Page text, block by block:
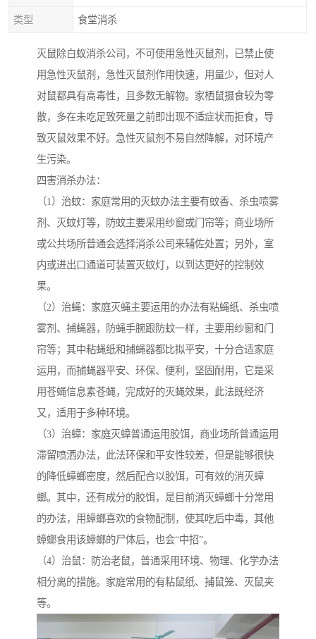
类型 食堂消杀
灭鼠除白蚁消杀公司，不可使用急性灭鼠剂，已禁止使
用急性灭鼠剂，急性灭鼠剂作用快速，用量少，但对人
对鼠都具有高毒性，且多数无解物。家栖鼠摄食较为零
散，多在未吃足致死量之前即出现不适症状而拒食，导
致灭鼠效果不好。急性灭鼠剂不易自然降解，对环境产
生污染。
四害消杀办法：
（1）治蚊：家庭常用的灭蚊办法主要有蚊香、杀虫喷雾
剂、灭蚊灯等，防蚊主要采用纱窗或门帘等；商业场所
或公共场所普通会选择消杀公司来辅佐处置；另外，室
内或进出口通道可装置灭蚊灯，以到达更好的控制效
果。
（2）治蝇：家庭灭蝇主要运用的办法有粘蝇纸、杀虫喷
雾剂、捕蝇器，防蝇手腕跟防蚊一样，主要用纱窗和门
帘等；其中粘蝇纸和捕蝇器都比拟平安，十分合适家庭
运用，而捕蝇器平安、环保、便利，坚固耐用，它是采
用苍蝇信息素苍蝇，完成好的灭蝇效果，此法既经济
又，适用于多种环境。
（3）治蟑：家庭灭蟑普通运用胶饵，商业场所普通运用
滞留喷洒办法，此法环保和平安性较差，但是能够很快
的降低蟑螂密度，然后配合以胶饵，可有效的消灭蟑
螂。其中，还有成分的胶饵，是目前消灭蟑螂十分常用
的办法，用蟑螂喜欢的食物配制，使其吃后中毒，其他
蟑螂食用该蟑螂的尸体后，也会“中招”。
（4）治鼠：防治老鼠，普通采用环境、物理、化学办法
相分离的措施。家庭常用的有粘鼠纸、捕鼠笼、灭鼠夹
等。